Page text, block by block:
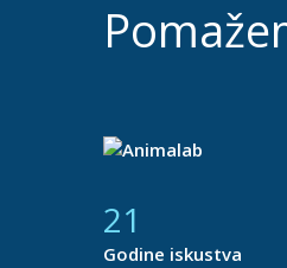
21
Godine iskustva